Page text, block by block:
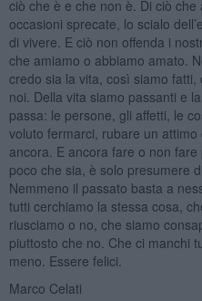
ciò che è e che non è. Di ciò
occasioni sprecate, lo scialo
di vivere. E ciò non offenda i
che amiamo o abbiamo amato.
credo sia la vita, così siamo
noi. Della vita siamo passanti e
passa: le persone, gli affetti, le
voluto fermarci, rubare un attimo
ancora. E ancora fare o non
poco che sia, è solo presumere
Nemmeno il passato basta a
tutti cerchiamo la stessa cosa,
riusciamo o no, che siamo
piuttosto che no. Che ci manchi
meno. Essere felici.
Marco Celati